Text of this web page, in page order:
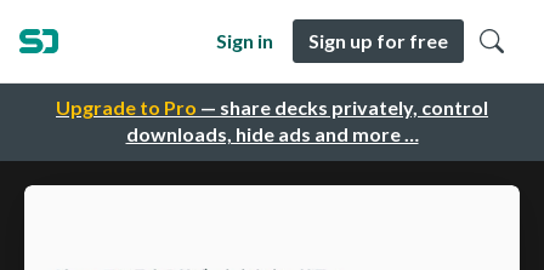
Upgrade to Pro — share decks privately, control
downloads, hide ads and more …
Sign in Sign up for free